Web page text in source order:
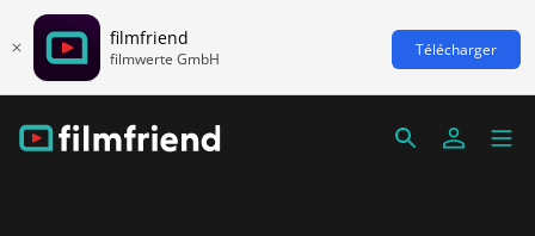
filmfriend
filmwerte GmbH Télécharger